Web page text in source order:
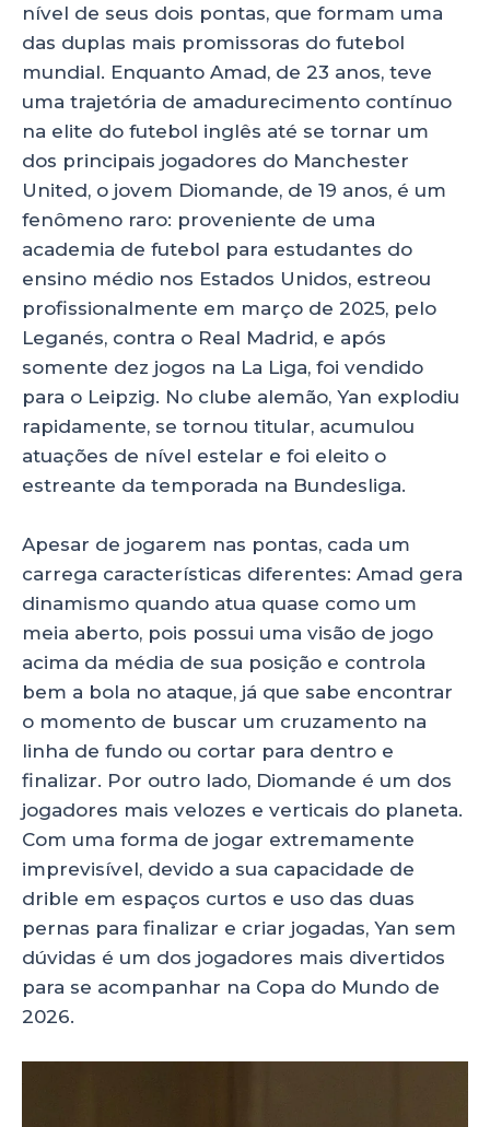
nível de seus dois pontas, que formam uma
das duplas mais promissoras do futebol
mundial. Enquanto Amad, de 23 anos, teve
uma trajetória de amadurecimento contínuo
na elite do futebol inglês até se tornar um
dos principais jogadores do Manchester
United, o jovem Diomande, de 19 anos, é um
fenômeno raro: proveniente de uma
academia de futebol para estudantes do
ensino médio nos Estados Unidos, estreou
profissionalmente em março de 2025, pelo
Leganés, contra o Real Madrid, e após
somente dez jogos na La Liga, foi vendido
para o Leipzig. No clube alemão, Yan explodiu
rapidamente, se tornou titular, acumulou
atuações de nível estelar e foi eleito o
estreante da temporada na Bundesliga.
Apesar de jogarem nas pontas, cada um
carrega características diferentes: Amad gera
dinamismo quando atua quase como um
meia aberto, pois possui uma visão de jogo
acima da média de sua posição e controla
bem a bola no ataque, já que sabe encontrar
o momento de buscar um cruzamento na
linha de fundo ou cortar para dentro e
finalizar. Por outro lado, Diomande é um dos
jogadores mais velozes e verticais do planeta.
Com uma forma de jogar extremamente
imprevisível, devido a sua capacidade de
drible em espaços curtos e uso das duas
pernas para finalizar e criar jogadas, Yan sem
dúvidas é um dos jogadores mais divertidos
para se acompanhar na Copa do Mundo de
2026.